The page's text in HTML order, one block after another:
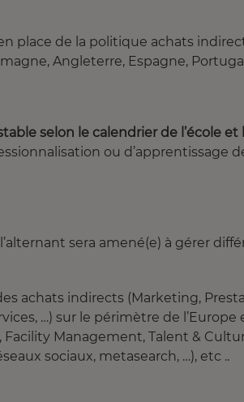
place de la politique achats
Angleterre, Espagne,
selon le calendrier de l’école
ou d’apprentissage
sera amené(e) à gérer
achats indirects (Marketing,
…) sur le périmètre de l’Europe
Management, Talent &
sociaux, metasearch, …), etc ..